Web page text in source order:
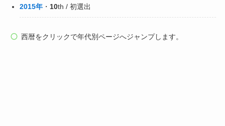
2015年・ 10th / 初選出
西暦をクリックで年代別ページへジャンプします。